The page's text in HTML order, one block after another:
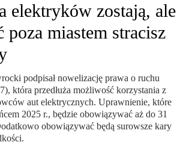
elektryków zostają, ale
poza miastem stracisz
podpisał nowelizację prawa o ruchu
która przedłuża możliwość korzystania z
aut elektrycznych. Uprawnienie, które
2025 r., będzie obowiązywać aż do 31
obowiązywać będą surowsze kary